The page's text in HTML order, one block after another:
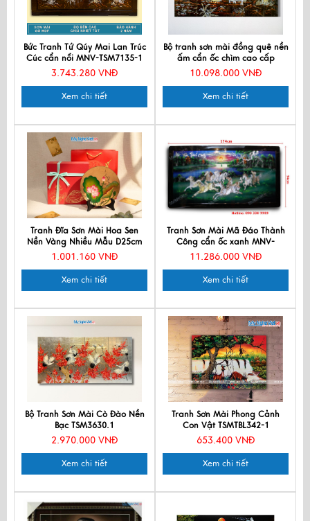
Bức Tranh Tứ Qúy Mai Lan Trúc
Cúc cẩn nổi MNV-TSM7135-1
3.743.280 VNĐ
Xem chi tiết
Bộ tranh sơn mài đồng quê nền
ấm cẩn ốc chìm cao cấp
TSM5103-1
10.098.000 VNĐ
Xem chi tiết
Tranh Đĩa Sơn Mài Hoa Sen
Nền Vàng Nhiều Mẫu D25cm
TD25-TBL14
1.001.160 VNĐ
Xem chi tiết
Tranh Sơn Mài Mã Đáo Thành
Công cẩn ốc xanh MNV-
TSM9178
11.286.000 VNĐ
Xem chi tiết
Bộ Tranh Sơn Mài Cò Đào Nền
Bạc TSM3630.1
2.970.000 VNĐ
Xem chi tiết
Tranh Sơn Mài Phong Cảnh
Con Vật TSMTBL342-1
653.400 VNĐ
Xem chi tiết